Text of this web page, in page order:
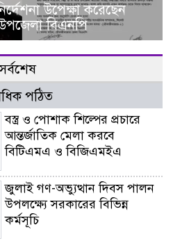
উপেক্ষা করেছেন
বিএনপি
পঠিত
বস্ত্র ও পোশাক শিল্পের প্রচারে
আন্তর্জাতিক মেলা করবে
বিটিএমএ ও বিজিএমইএ
জুলাই গণ-অভ্যুত্থান দিবস পালন
উপলক্ষ্যে সরকারের বিভিন্ন
কর্মসূচি